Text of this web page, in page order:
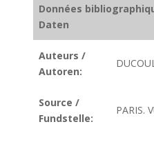
Données
Daten
Auteurs /
Autoren:
Source /
Fundstelle:
PARIS.